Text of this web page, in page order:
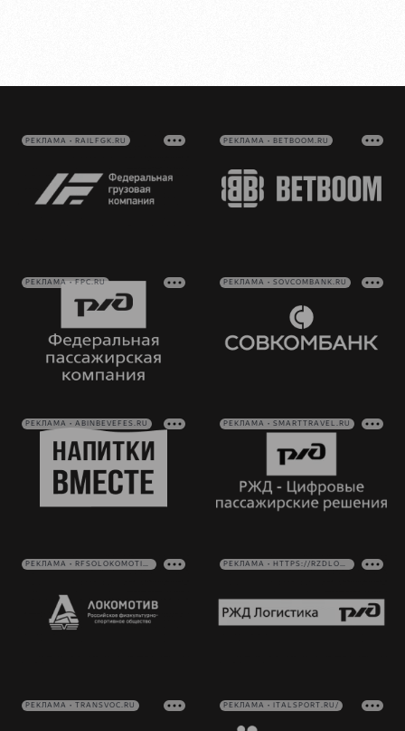
РЕКЛАМА • RAILFGK.RU РЕКЛАМА • BETBOOM.RU
РЕКЛАМА • FPC.RU РЕКЛАМА • SOVCOMBANK.RU
РЕКЛАМА • ABINBEVEFES.RU РЕКЛАМА • SMARTTRAVEL.RU
РЕКЛАМА • RFSOLOKOMOTIV.RU РЕКЛАМА • HTTPS://RZDLOG.RU/
РЕКЛАМА • TRANSVOC.RU РЕКЛАМА • ITALSPORT.RU/